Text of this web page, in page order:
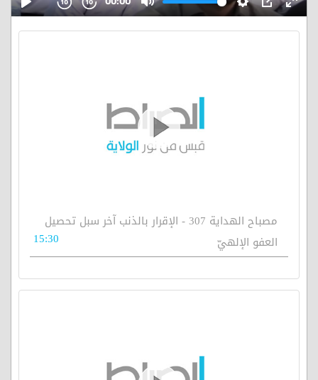
مصباح الهداية 307 - الإقرار بالذنب آخر سبل تحصيل
العفو الإلهيّ
15:30